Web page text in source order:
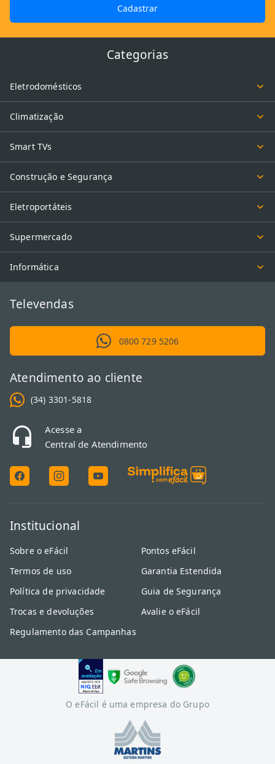
Cadastrar
Categorias
Eletrodomésticos
Climatização
Smart TVs
Construção e Segurança
Eletroportáteis
Supermercado
Informática
Televendas
0800 729 5206
Atendimento ao cliente
(34) 3301-5818
Acesse a
Central de Atendimento
Institucional
Sobre o eFácil
Termos de uso
Política de privacidade
Trocas e devoluções
Regulamento das Campanhas
Pontos eFácil
Garantia Estendida
Guia de Segurança
Avalie o eFácil
O eFácil é uma empresa do Grupo